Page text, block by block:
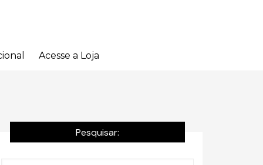
Acesse a Loja
Pesquisar: